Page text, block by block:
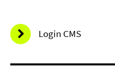
Login CMS